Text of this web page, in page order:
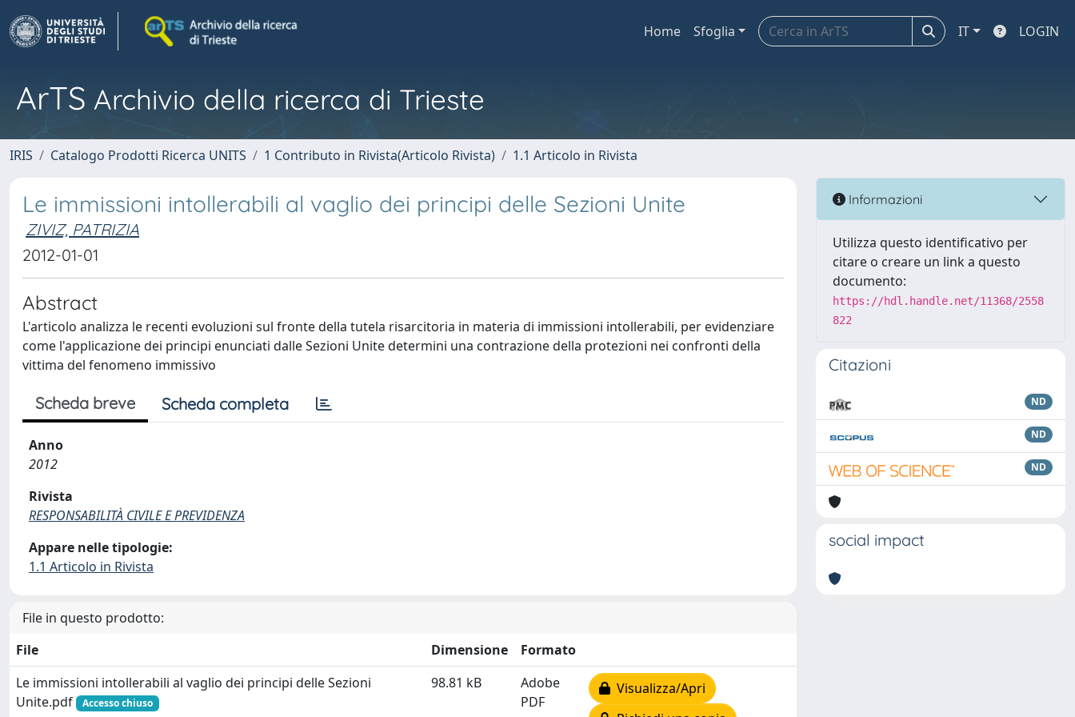
Home Sfoglia IT LOGIN
ArTS Archivio della ricerca di Trieste
IRIS Catalogo Prodotti Ricerca UNITS 1 Contributo in Rivista(Articolo Rivista) 1.1 Articolo in Rivista
Le immissioni intollerabili al vaglio dei principi delle Sezioni Unite
ZIVIZ, PATRIZIA
2012-01-01
Abstract
L'articolo analizza le recenti evoluzioni sul fronte della tutela risarcitoria in materia di immissioni intollerabili, per evidenziare
come l'applicazione dei principi enunciati dalle Sezioni Unite determini una contrazione della protezioni nei confronti della
vittima del fenomeno immissivo
Scheda breve Scheda completa
Anno
2012
Rivista
RESPONSABILITÀ CIVILE E PREVIDENZA
Appare nelle tipologie:
1.1 Articolo in Rivista
File in questo prodotto:
File
Dimensione
Formato
Le immissioni intollerabili al vaglio dei principi delle Sezioni
Unite.pdf
Accesso chiuso
98.81 kB
Adobe
PDF
Visualizza/Apri
Informazioni
Utilizza questo identificativo per
citare o creare un link a questo
documento:
https://hdl.handle.net/11368/2558
822
Citazioni
ND
ND
ND
social impact